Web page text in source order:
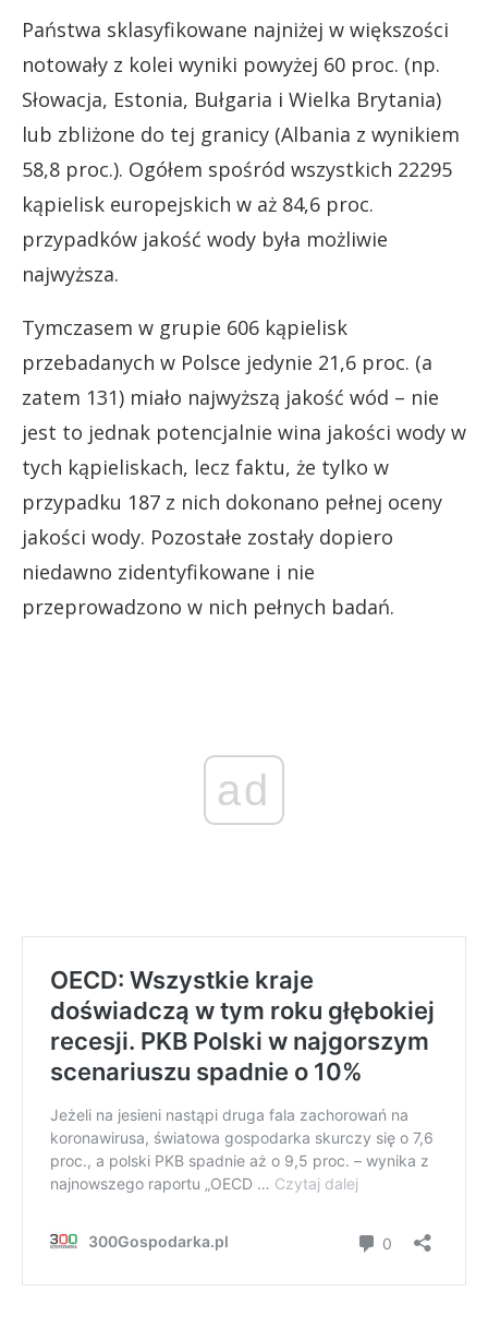
Państwa sklasyfikowane najniżej w większości
notowały z kolei wyniki powyżej 60 proc. (np.
Słowacja, Estonia, Bułgaria i Wielka Brytania)
lub zbliżone do tej granicy (Albania z wynikiem
58,8 proc.). Ogółem spośród wszystkich 22295
kąpielisk europejskich w aż 84,6 proc.
przypadków jakość wody była możliwie
najwyższa.
Tymczasem w grupie 606 kąpielisk
przebadanych w Polsce jedynie 21,6 proc. (a
zatem 131) miało najwyższą jakość wód – nie
jest to jednak potencjalnie wina jakości wody w
tych kąpieliskach, lecz faktu, że tylko w
przypadku 187 z nich dokonano pełnej oceny
jakości wody. Pozostałe zostały dopiero
niedawno zidentyfikowane i nie
przeprowadzono w nich pełnych badań.
ad